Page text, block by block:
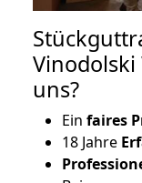
uns?
Ein faires
18 Jahre